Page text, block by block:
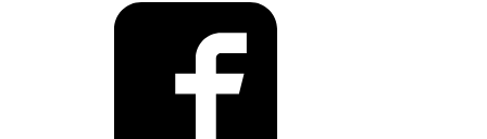
vitamina